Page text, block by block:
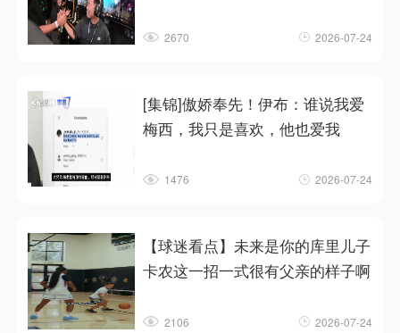
2670 2026-07-24
[集锦]傲娇奉先！伊布：谁说我爱
梅西，我只是喜欢，他也爱我
1476 2026-07-24
【球迷看点】未来是你的库里儿子
卡农这一招一式很有父亲的样子啊
2106 2026-07-24